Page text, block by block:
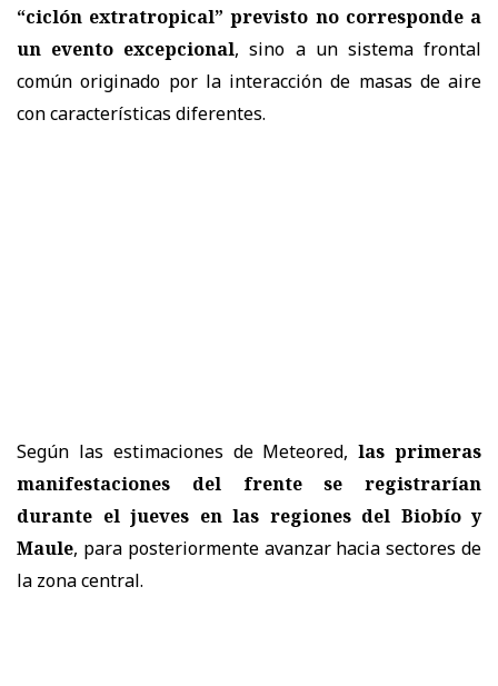
“ciclón extratropical” previsto no corresponde a
un evento excepcional, sino a un sistema frontal
común originado por la interacción de masas de aire
con características diferentes.
Según las estimaciones de Meteored,las primeras
manifestaciones del frente se registrarían
durante el jueves en las regiones del Biobío y
Maule, para posteriormente avanzar hacia sectores de
la zona central.